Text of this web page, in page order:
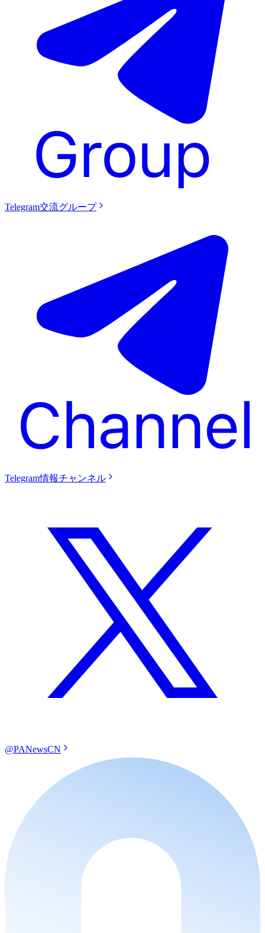
Telegram交流グループ
Telegram情報チャンネル
@PANewsCN